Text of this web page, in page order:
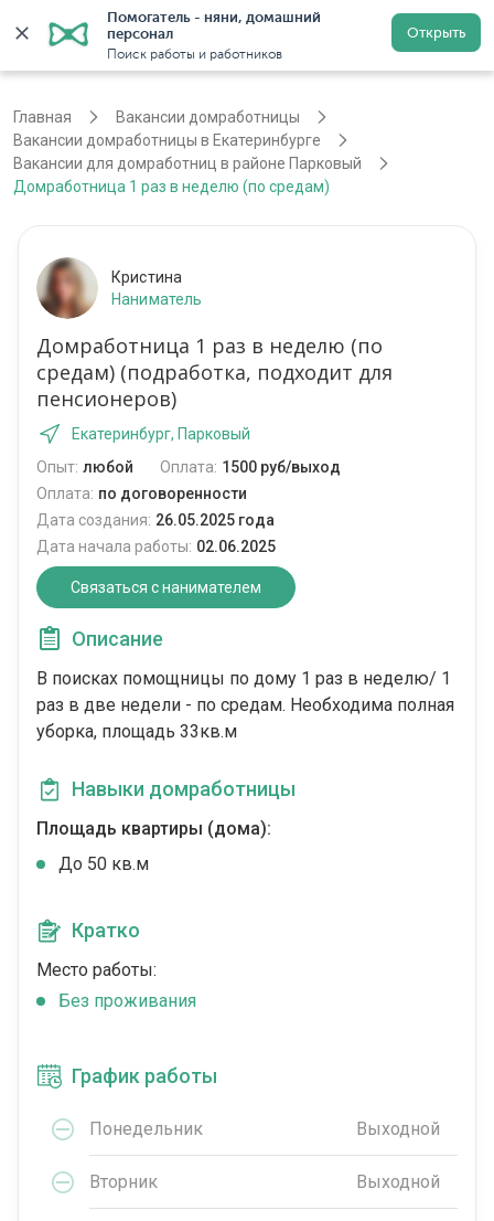
Помогатель - няни, домашний
персонал
Поиск работы и работников
Открыть
Екатеринбург Регистрация
Главная
Вакансии домработницы
Вакансии домработницы в Екатеринбурге
Вакансии для домработниц в районе Парковый
Домработница 1 раз в неделю (по средам)
Кристина
Наниматель
Домработница 1 раз в неделю (по
средам) (подработка, подходит для
пенсионеров)
Екатеринбург, Парковый
Опыт: любой Оплата: 1500 руб/выход
Оплата: по договоренности
Дата создания: 26.05.2025 года
Дата начала работы: 02.06.2025
Связаться с нанимателем
Описание
В поисках помощницы по дому 1 раз в неделю/ 1
раз в две недели - по средам. Необходима полная
уборка, площадь 33кв.м
Навыки домработницы
Площадь квартиры (дома):
До 50 кв.м
Кратко
Место работы:
Без проживания
График работы
Понедельник Выходной
Вторник Выходной